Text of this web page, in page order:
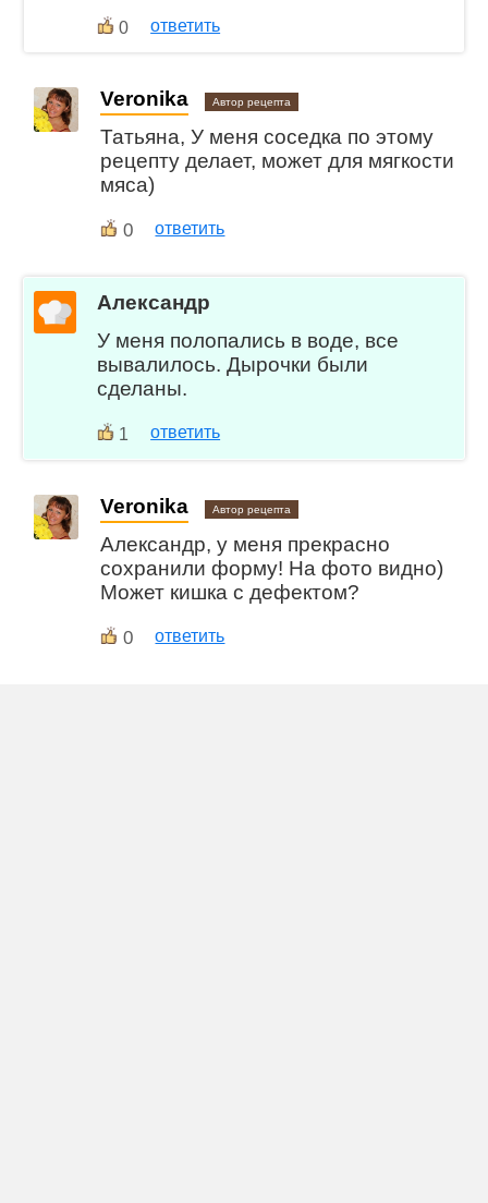
0 ответить
Veronika Автор рецепта
Татьяна, У меня соседка по этому
рецепту делает, может для мягкости
мяса)
0 ответить
Александр
У меня полопались в воде, все
вывалилось. Дырочки были
сделаны.
1 ответить
Veronika Автор рецепта
Александр, у меня прекрасно
сохранили форму! На фото видно)
Может кишка с дефектом?
0 ответить